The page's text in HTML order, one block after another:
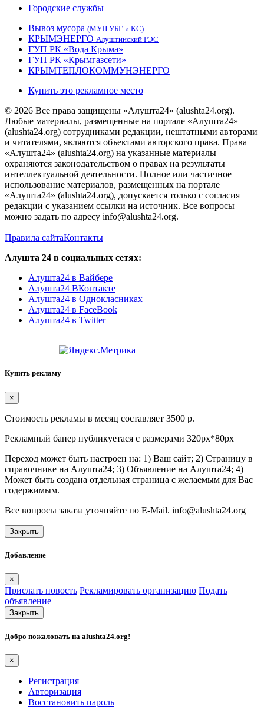
Городские службы
Вывоз мусора (МУП УБГ и КС)
КРЫМЭНЕРГО Алуштинский РЭС
ГУП РК «Вода Крыма»
ГУП РК «Крымгазсети»
КРЫМТЕПЛОКОММУНЭНЕРГО
Купить это рекламное место
© 2026 Все права защищены «Алушта24» (alushta24.org).
Любые материалы, размещенные на портале «Алушта24»
(alushta24.org) сотрудниками редакции, нештатными авторами
и читателями, являются объектами авторского права. Права
«Алушта24» (alushta24.org) на указанные материалы
охраняются законодательством о правах на результаты
интеллектуальной деятельности. Полное или частичное
использование материалов, размещенных на портале
«Алушта24» (alushta24.org), допускается только с согласия
редакции с указанием ссылки на источник. Все вопросы
можно задать по адресу info@alushta24.org.
Правила сайтаКонтакты
Алушта 24 в социальных сетях:
Алушта24 в Вайбере
Алушта24 ВКонтакте
Алушта24 в Однокласниках
Алушта24 в FaceBook
Алушта24 в Twitter
Купить рекламу
×
Стоимость рекламы в месяц составляет 3500 р.
Рекламный банер публикуетася с размерами 320px*80px
Переход может быть настроен на: 1) Ваш сайт; 2) Страницу в
справочнике на Алушта24; 3) Объявление на Алушта24; 4)
Может быть создана отдельная страница с желаемым для Вас
содержимым.
Все вопросы заказа уточняйте по E-Mail. info@alushta24.org
Закрыть
Добавление
×
Прислать новость Рекламировать организацию Подать
объявление
Закрыть
Добро пожаловать на alushta24.org!
×
Регистрация
Авторизация
Восстановить пароль